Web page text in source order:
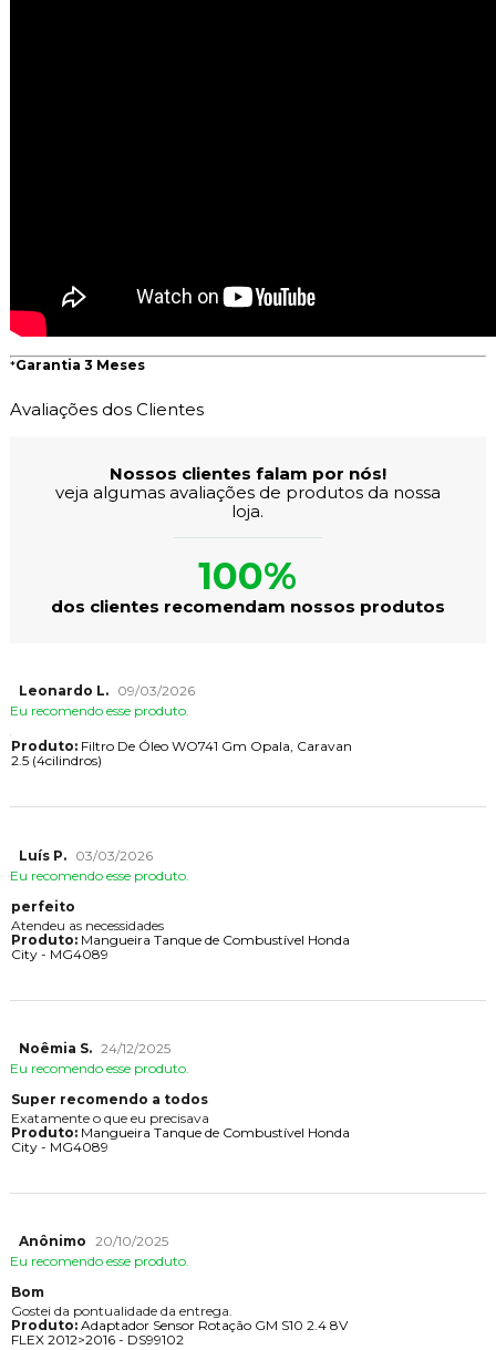
*Garantia 3 Meses
Avaliações dos Clientes
Nossos clientes falam por nós!
veja algumas avaliações de produtos da nossa
loja.
100%
dos clientes recomendam nossos produtos
Leonardo L.
09/03/2026
Eu recomendo esse produto.
Produto:Filtro De Óleo WO741 Gm Opala, Caravan
2.5 (4cilindros)
Luís P.
03/03/2026
Eu recomendo esse produto.
perfeito
Atendeu as necessidades
Produto:Mangueira Tanque de Combustível Honda
City - MG4089
Noêmia S. 24/12/2025
Eu recomendo esse produto.
Super recomendo a todos
Exatamente o que eu precisava
Produto:Mangueira Tanque de Combustível Honda
City - MG4089
Anônimo 20/10/2025
Eu recomendo esse produto.
Bom
Gostei da pontualidade da entrega.
Produto:Adaptador Sensor Rotação GM S10 2.4 8V
FLEX 2012>2016 - DS99102